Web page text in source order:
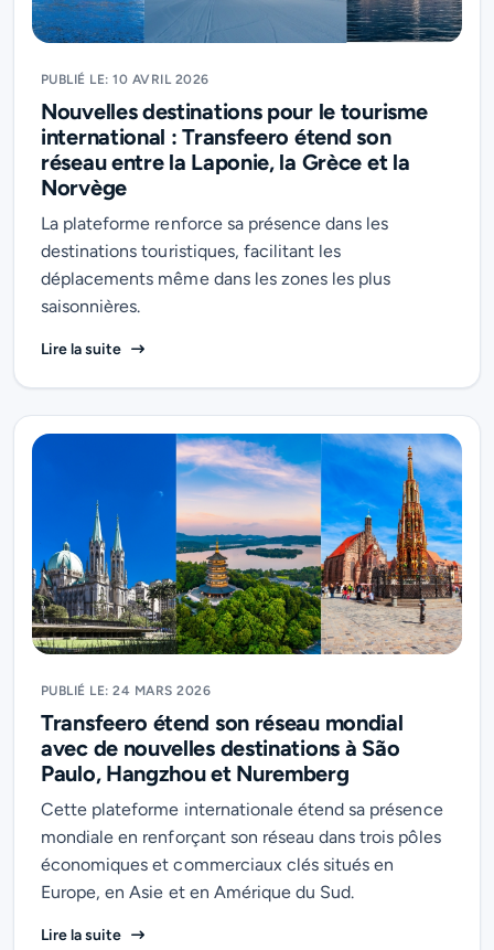
PUBLIÉ LE: 10 AVRIL 2026
Nouvelles destinations pour le tourisme
international : Transfeero étend son
réseau entre la Laponie, la Grèce et la
Norvège
La plateforme renforce sa présence dans les
destinations touristiques, facilitant les
déplacements même dans les zones les plus
saisonnières.
Lire la suite Nouvelles destinations pour le tourisme
PUBLIÉ LE: 24 MARS 2026
Transfeero étend son réseau mondial
avec de nouvelles destinations à São
Paulo, Hangzhou et Nuremberg
Cette plateforme internationale étend sa présence
mondiale en renforçant son réseau dans trois pôles
économiques et commerciaux clés situés en
Europe, en Asie et en Amérique du Sud.
Lire la suite Transfeero étend son réseau mondial avec de